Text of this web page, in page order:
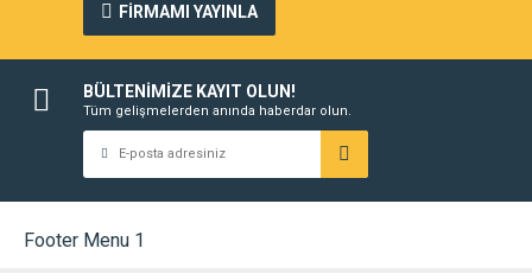
FİRMAMI YAYINLA
BÜLTENİMİZE KAYIT OLUN!
Tüm gelişmelerden anında haberdar olun.
Footer Menu 1